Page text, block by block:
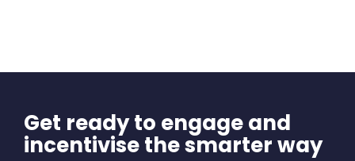
Get ready to engage and
incentivise the smarter way